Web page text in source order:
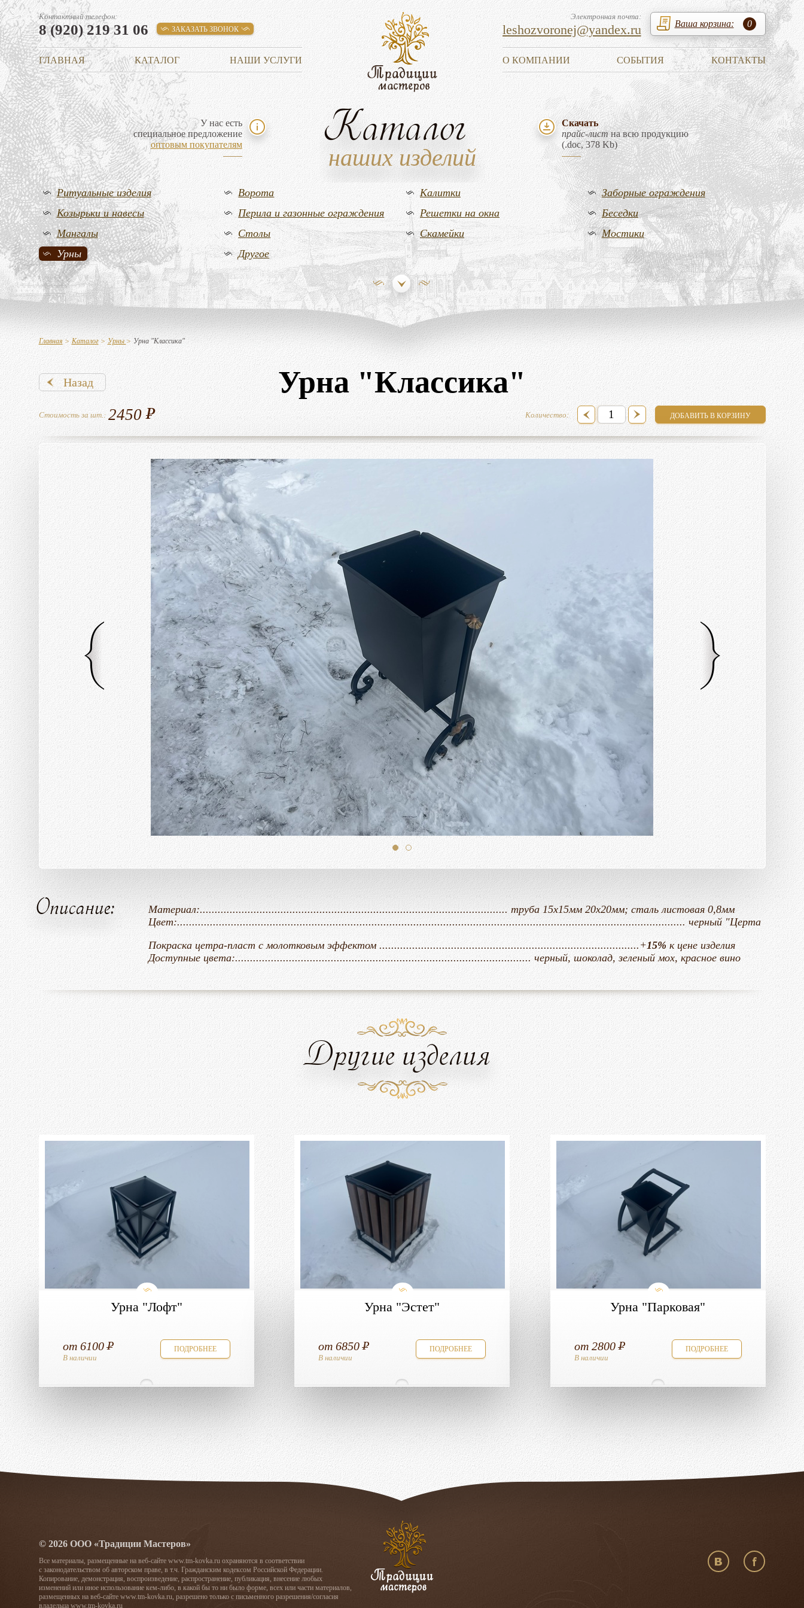
Ваша корзина: 0
Контактный телефон:
8 (920) 219 31 06 ЗАКАЗАТЬ ЗВОНОК
ГЛАВНАЯ КАТАЛОГ НАШИ УСЛУГИ
Электронная почта:
leshozvoronej@yandex.ru
О КОМПАНИИ СОБЫТИЯ КОНТАКТЫ
У нас есть
специальное предложение
оптовым покупателям
Каталог
наших изделий
Скачать
прайс-листна всю продукцию
(.doc, 378 Kb)
Ритуальные изделия Ворота Калитки
Заборные ограждения
Козырьки и навесы
Перила и газонные ограждения Решетки на окна
Беседки
Мангалы
Столы Скамейки
Мостики
Урны
Другое
Главная> Каталог> Урны> Урна "Классика"
Назад Урна "Классика"
Стоимость за шт.: 2450 Количество:
Описание:
Материал:....................................................................................................... труба 15х15мм 20х20мм; сталь листовая 0,8мм
Цвет:.......................................................................................................................................................................... черный "Церта
Покраска цетра-пласт с молотковым эффектом .......................................................................................+15%к цене изделия
Доступные цвета:................................................................................................... черный, шоколад, зеленый мох, красное вино
Другие изделия
Урна "Лофт"
от 6100
В наличии
ПОДРОБНЕЕ
Урна "Эстет"
от 6850
В наличии
ПОДРОБНЕЕ
Урна "Парковая"
от 2800
В наличии
ПОДРОБНЕЕ
© 2026 ООО «Традиции Мастеров»
Все материалы, размещенные на веб-сайте www.tm-kovka.ru охраняются в соответствии
с законодательством об авторском праве, в т.ч. Гражданским кодексом Российской Федерации.
Копирование, демонстрация, воспроизведение, распространение, публикация, внесение любых
изменений или иное использование кем-либо, в какой бы то ни было форме, всех или части материалов,
размещенных на веб-сайте www.tm-kovka.ru, разрешено только с письменного разрешения/согласия
владельца www.tm-kovka.ru